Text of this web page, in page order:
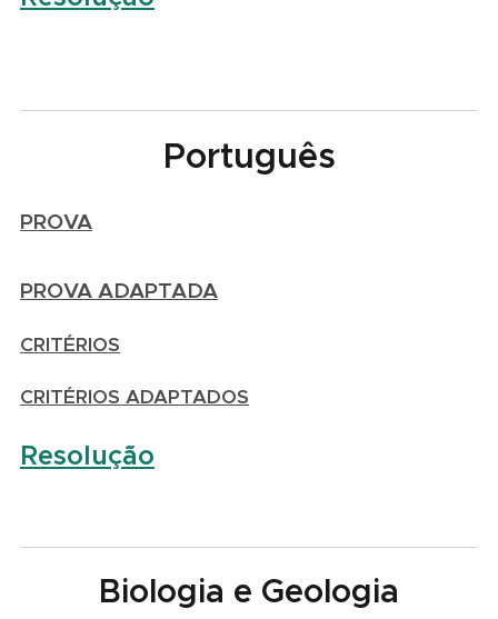
Português
PROVA
PROVA ADAPTADA
CRITÉRIOS
CRITÉRIOS ADAPTADOS
Resolução
Biologia e Geologia